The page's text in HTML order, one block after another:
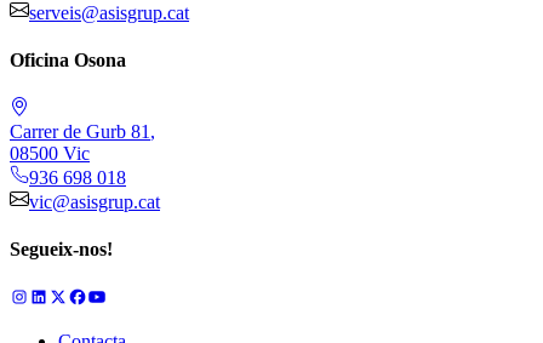
serveis@asisgrup.cat
Oficina Osona
Carrer de Gurb 81 ,
08500 Vic
936 698 018
vic@asisgrup.cat
Segueix-nos!